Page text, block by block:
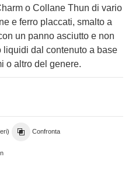
o Collane Thun di vario
e ferro placcati, smalto a
un panno asciutto e non
liquidi dal contenuto a base
o altro del genere.
Confronta